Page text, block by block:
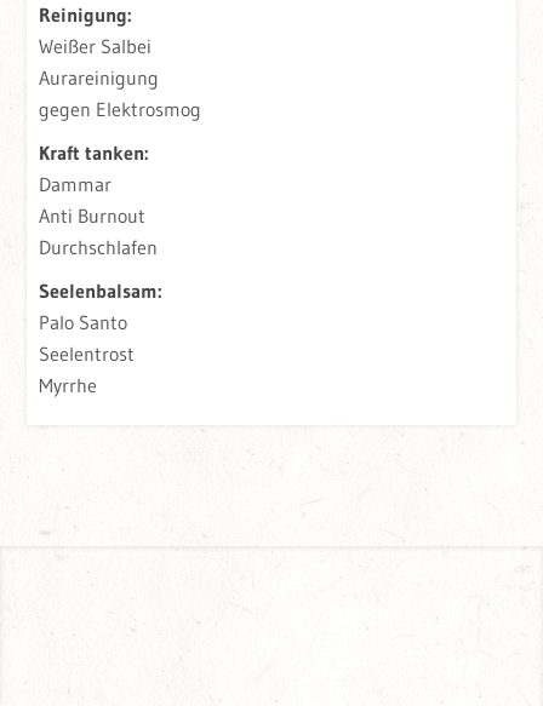
Reinigung:
Weißer Salbei
Aurareinigung
gegen Elektrosmog
Kraft tanken:
Dammar
Anti Burnout
Durchschlafen
Seelenbalsam:
Palo Santo
Seelentrost
Myrrhe